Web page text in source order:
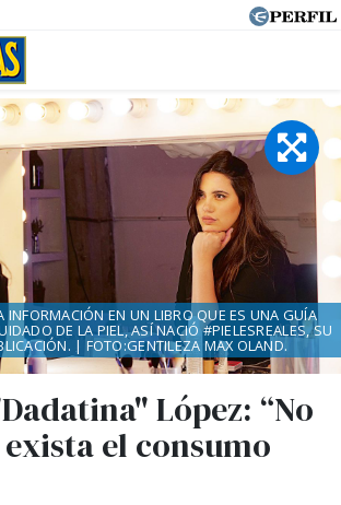
López: “No
el consumo
INFORMACIÓN EN UN LIBRO QUE ES UNA GUÍA
DE LA PIEL, ASÍ NACIÓ #PIELESREALES, SU
| FOTO:GENTILEZA MAX OLAND.